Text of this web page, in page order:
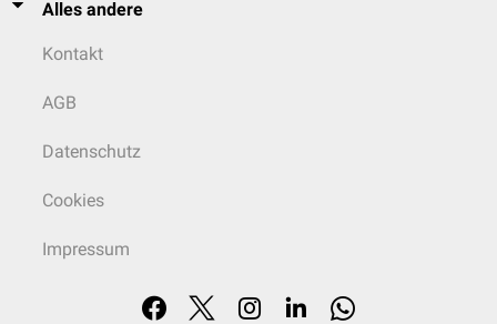
Alles andere
Kontakt
AGB
Datenschutz
Cookies
Impressum